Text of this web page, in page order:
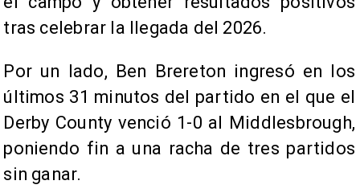
tras celebrar la llegada del 2026.
Por un lado, Ben Brereton ingresó en los
últimos 31 minutos del partido en el que el
Derby County venció 1-0 al Middlesbrough,
poniendo fin a una racha de tres partidos
sin ganar.